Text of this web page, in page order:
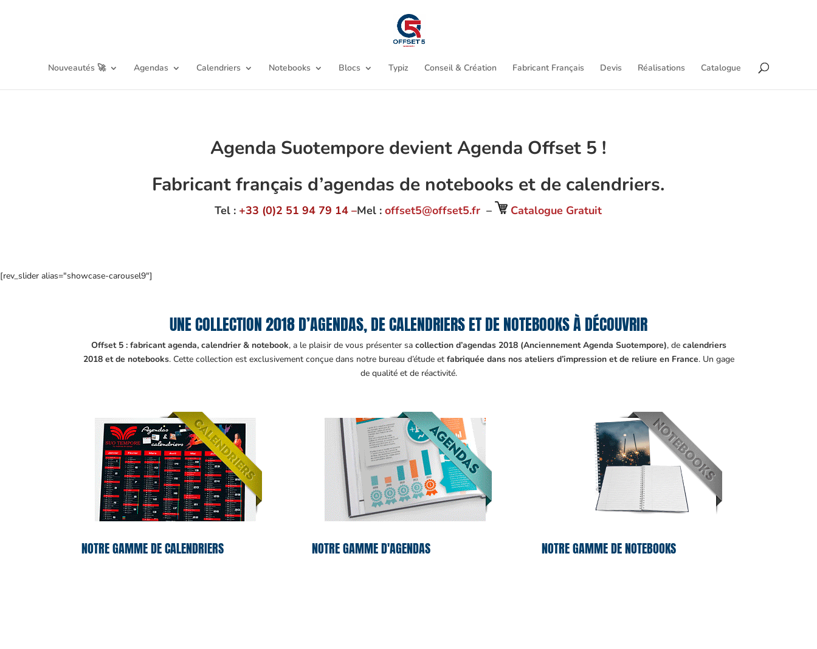
Nouveautés 🚀 Agendas Calendriers Notebooks Blocs Typiz Conseil & Création Fabricant Français Devis Réalisations Catalogue
Agenda Suotempore devient Agenda Offset 5 !
Fabricant français d’agendas de notebooks et de calendriers.
Tel : +33 (0)2 51 94 79 14 –Mel :offset5@offset5.fr – Catalogue Gratuit
[rev_slider alias="showcase-carousel9"]
UNE COLLECTION 2018 D’AGENDAS, DE CALENDRIERS ET DE NOTEBOOKS À DÉCOUVRIR
Offset 5 : fabricant agenda, calendrier & notebook, a le plaisir de vous présenter sa collection d’agendas 2018 (Anciennement Agenda Suotempore), de calendriers
2018 et de notebooks. Cette collection est exclusivement conçue dans notre bureau d’étude et fabriquée dans nos ateliers d’impression et de reliure en France. Un gage
de qualité et de réactivité.
NOTRE GAMME DE CALENDRIERS NOTRE GAMME D'AGENDAS NOTRE GAMME DE NOTEBOOKS